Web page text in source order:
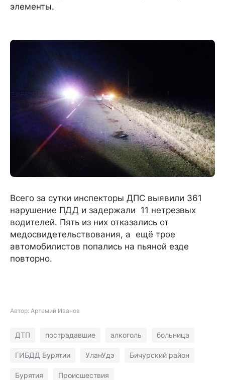
элементы.
Всего за сутки инспекторы ДПС выявили 361
нарушение ПДД и задержали 11 нетрезвых
водителей. Пять из них отказались от
медосвидетельствования, а ещё трое
автомобилистов попались на пьяной езде
повторно.
Автор: Артемий Иванов
ДТП пострадавшие алкоголь больница
ГИБДД Бурятии УланУдэ Бичурский район
Бурятия Происшествия